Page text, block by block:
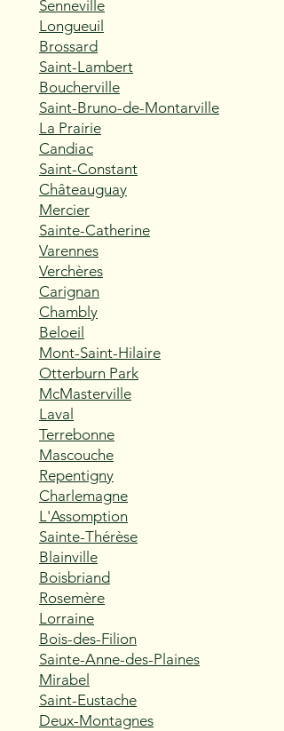
Senneville
Longueuil
Brossard
Saint-Lambert
Boucherville
Saint-Bruno-de-Montarville
La Prairie
Candiac
Saint-Constant
Châteauguay
Mercier
Sainte-Catherine
Varennes
Verchères
Carignan
Chambly
Beloeil
Mont-Saint-Hilaire
Otterburn Park
McMasterville
Laval
Terrebonne
Mascouche
Repentigny
Charlemagne
L'Assomption
Sainte-Thérèse
Blainville
Boisbriand
Rosemère
Lorraine
Bois-des-Filion
Sainte-Anne-des-Plaines
Mirabel
Saint-Eustache
Deux-Montagnes